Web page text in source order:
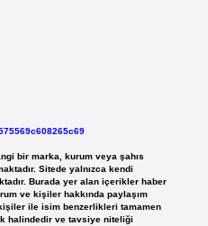
bir marka, kurum veya şahıs
Sitede yalnızca kendi
Burada yer alan içerikler haber
ve kişiler hakkında paylaşım
ile isim benzerlikleri tamamen
halindedir ve tavsiye niteliği